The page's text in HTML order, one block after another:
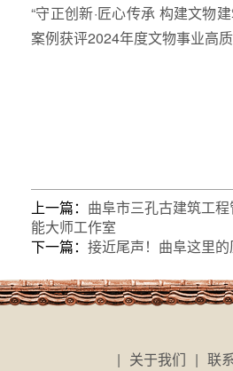
“守正创新·匠心传承 构建文物
案例获评2024年度文物事业高
上一篇： 曲阜市三孔古建筑工
能大师工作室
下一篇： 接近尾声！曲阜这里的
| 关于我们 | 联